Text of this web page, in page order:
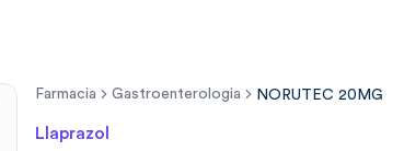
Farmacia Gastroenterologia NORUTEC 20MG
Llaprazol